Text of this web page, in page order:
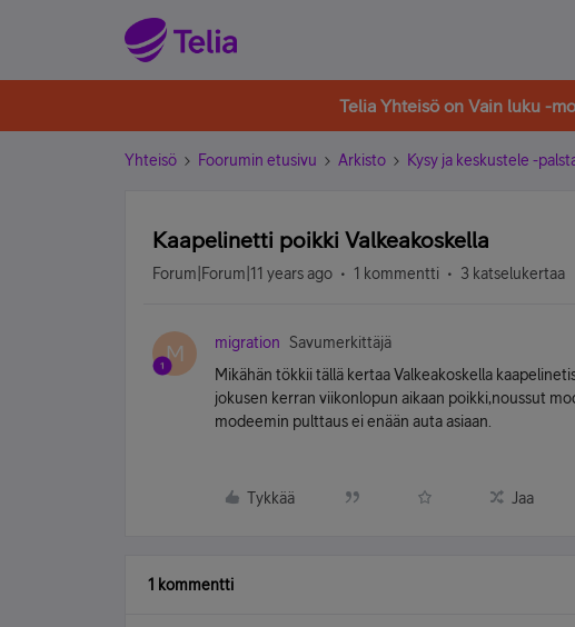
Telia Yhteisö on Vain luku -
Yhteisö Foorumin etusivu Arkisto Kysy ja keskustele -
Kaapelinetti poikki Valkeakoskella
Forum|Forum|11 years ago 1 kommentti 3 katselukertaa
M migration
Savumerkittäjä
Mikähän tökkii tällä kertaa Valkeakoskella
jokusen kerran viikonlopun aikaan poikki,noussut
modeemin pulttaus ei enään auta asiaan.
Tykkää Jaa
1 kommentti